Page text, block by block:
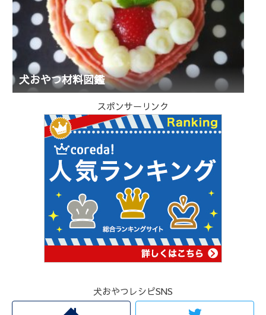
犬おやつ材料図鑑
スポンサーリンク
犬おやつレシピSNS